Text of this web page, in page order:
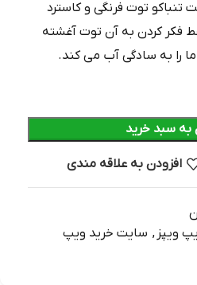
توت فرنگی و کاسترد
فکر کردن به آن توت آغشته
را به سادگی آب می کند.
به سبد خرید
افزودن به علاقه مندی
ویپز , سایت خرید ویپ